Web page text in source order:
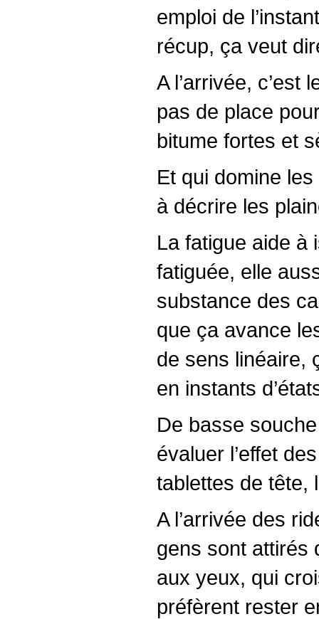
emploi de
récup, ça veut
A l’arrivée, c’est
pas de place
bitume fortes et
Et qui domine
à décrire les
La fatigue aide à
fatiguée, elle
substance des
que ça avance
de sens linéaire,
en instants
De basse
évaluer l’effet
tablettes de tête,
A l’arrivée des
gens sont attirés
aux yeux, qui
préfèrent rester